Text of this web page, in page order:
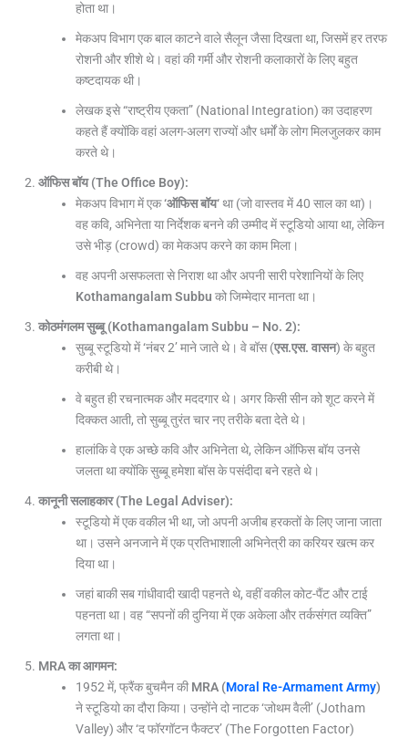
होता था।
मेकअप विभाग एक बाल काटने वाले सैलून जैसा दिखता था, जिसमें हर तरफ
रोशनी और शीशे थे। वहां की गर्मी और रोशनी कलाकारों के लिए बहुत
कष्टदायक थी।
लेखक इसे “राष्ट्रीय एकता” (National Integration) का उदाहरण
कहते हैं क्योंकि वहां अलग-अलग राज्यों और धर्मों के लोग मिलजुलकर काम
करते थे।
ऑफिस बॉय (The Office Boy):
मेकअप विभाग में एक‘ऑफिस बॉय‘था (जो वास्तव में 40 साल का था)।
वह कवि, अभिनेता या निर्देशक बनने की उम्मीद में स्टूडियो आया था, लेकिन
उसे भीड़ (crowd) का मेकअप करने का काम मिला।
वह अपनी असफलता से निराश था और अपनी सारी परेशानियों के लिए
Kothamangalam Subbu को जिम्मेदार मानता था।
कोठमंगलम सुब्बू (Kothamangalam Subbu – No. 2):
सुब्बू स्टूडियो में ‘नंबर 2’ माने जाते थे। वे बॉस (एस.एस. वासन) के बहुत
करीबी थे।
वे बहुत ही रचनात्मक और मददगार थे। अगर किसी सीन को शूट करने में
दिक्कत आती, तो सुब्बू तुरंत चार नए तरीके बता देते थे।
हालांकि वे एक अच्छे कवि और अभिनेता थे, लेकिन ऑफिस बॉय उनसे
जलता था क्योंकि सुब्बू हमेशा बॉस के पसंदीदा बने रहते थे।
कानूनी सलाहकार (The Legal Adviser):
स्टूडियो में एक वकील भी था, जो अपनी अजीब हरकतों के लिए जाना जाता
था। उसने अनजाने में एक प्रतिभाशाली अभिनेत्री का करियर खत्म कर
दिया था।
जहां बाकी सब गांधीवादी खादी पहनते थे, वहीं वकील कोट-पैंट और टाई
पहनता था। वह “सपनों की दुनिया में एक अकेला और तर्कसंगत व्यक्ति”
लगता था।
MRAका आगमन:
1952 में, फ्रैंक बुचमैन की MRA (Moral Re-Armament Army)
ने स्टूडियो का दौरा किया। उन्होंने दो नाटक ‘जोथम वैली’ (Jotham
Valley) और ‘द फॉरगॉटन फैक्टर’ (The Forgotten Factor)